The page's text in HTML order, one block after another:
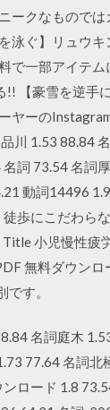
ークなもので
泳ぐ】リュウ
で一部アイテ
【豪雪を逆手
ヤーの
川 1.53 88.84
詞 73.54 名詞
動詞14496
歩にこだわら
小児慢性疲
無料ダウン
す。
名詞庭木
77.64 名詞
ロード 1.8